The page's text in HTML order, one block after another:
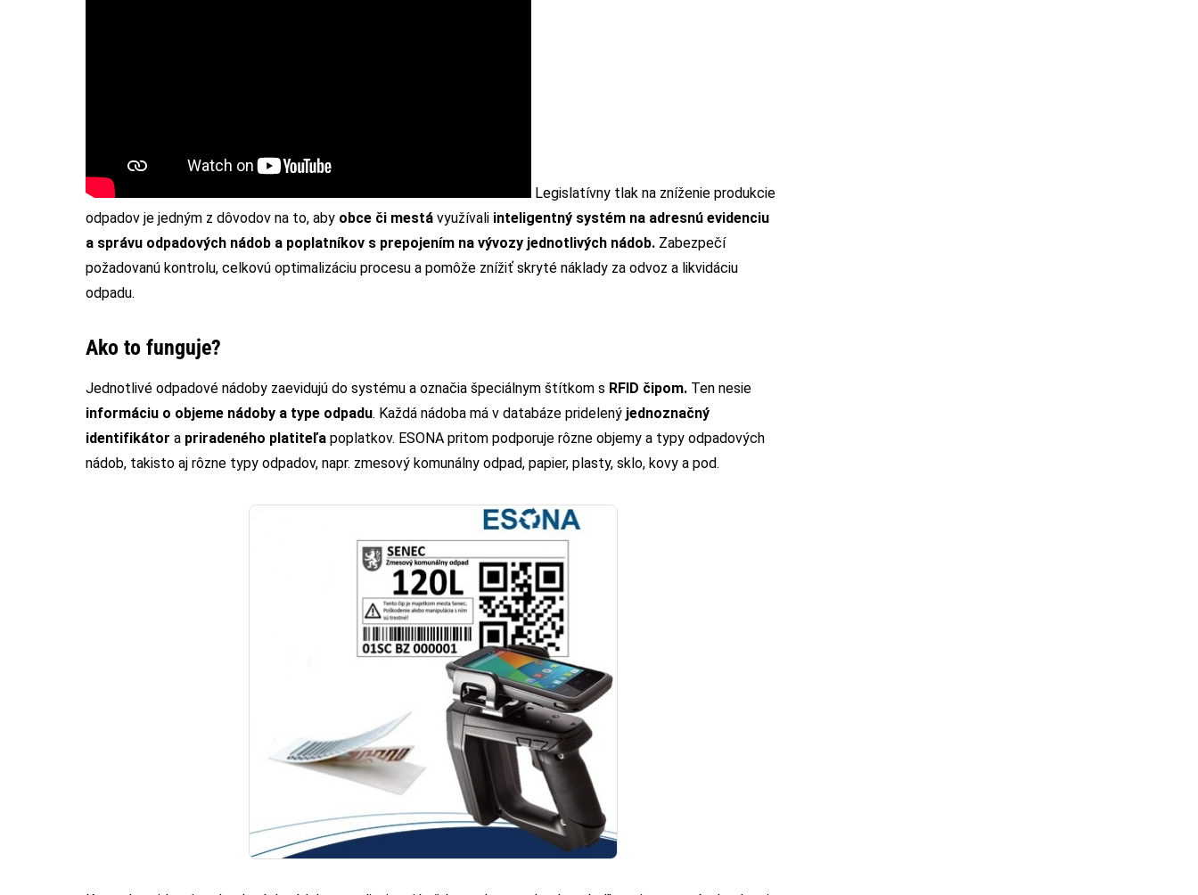
Legislatívny tlak na zníženie produkcie
odpadov je jedným z dôvodov na to, aby obce či mestá využívali inteligentný systém na adresnú evidenciu
a správu odpadových nádob a poplatníkov s prepojením na vývozy jednotlivých nádob. Zabezpečí
požadovanú kontrolu, celkovú optimalizáciu procesu a pomôže znížiť skryté náklady za odvoz a likvidáciu
odpadu.
Ako to funguje?
Jednotlivé odpadové nádoby zaevidujú do systému a označia špeciálnym štítkom s RFID čipom. Ten nesie
informáciu o objeme nádoby a type odpadu. Každá nádoba má v databáze pridelený jednoznačný
identifikátor a priradeného platiteľa poplatkov. ESONA pritom podporuje rôzne objemy a typy odpadových
nádob, takisto aj rôzne typy odpadov, napr. zmesový komunálny odpad, papier, plasty, sklo, kovy a pod.